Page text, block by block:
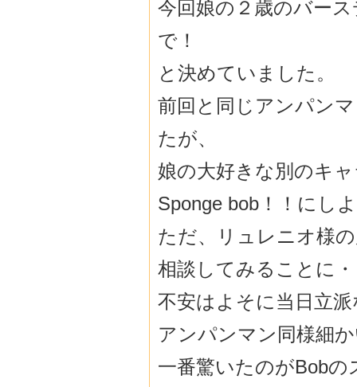
今回娘の２歳のバー
で！
と決めていました。
前回と同じアンパン
たが、
娘の大好きな別のキ
Sponge bob！！にし
ただ、リュレニオ様
相談してみることに
不安はよそに当日立
アンパンマン同様細
一番驚いたのがBobの